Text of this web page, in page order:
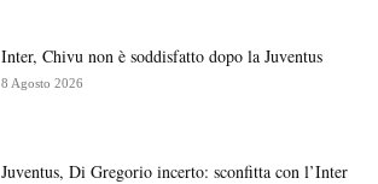
Inter, Chivu non è soddisfatto dopo la Juventus
8 Agosto 2026
Juventus, Di Gregorio incerto: sconfitta con l’Inter